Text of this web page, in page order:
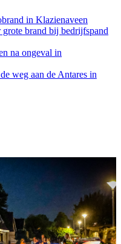
in Klazienaveen
grote brand bij bedrijfspand
na ongeval in
weg aan de Antares in